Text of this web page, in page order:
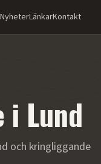
NyheterLänkarKontakt
i Lund
och kringliggande